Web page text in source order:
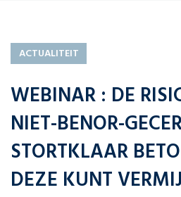
ACTUALITEIT
WEBINAR : DE
NIET-BENOR-
STORTKLAAR
DEZE KUNT